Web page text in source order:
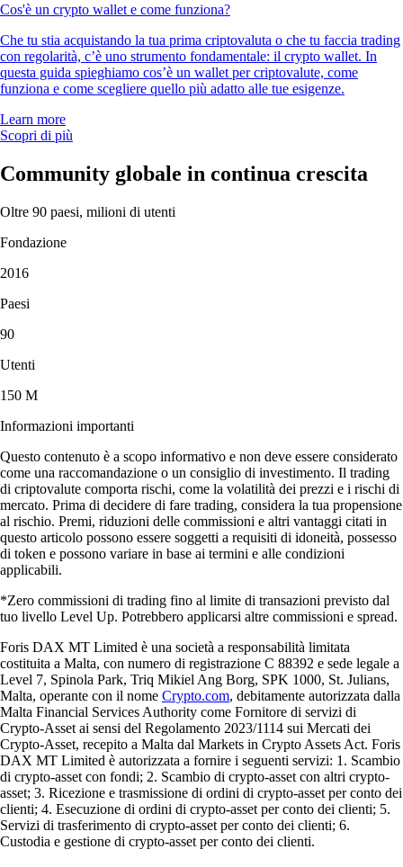
Cos'è un crypto wallet e come funziona?
Che tu stia acquistando la tua prima criptovaluta o che tu faccia trading
con regolarità, c’è uno strumento fondamentale: il crypto wallet. In
questa guida spieghiamo cos’è un wallet per criptovalute, come
funziona e come scegliere quello più adatto alle tue esigenze.
Learn more
Scopri di più
Community globale in continua crescita
Oltre 90 paesi, milioni di utenti
Fondazione
2016
Paesi
90
Utenti
150 M
Informazioni importanti
Questo contenuto è a scopo informativo e non deve essere considerato
come una raccomandazione o un consiglio di investimento. Il trading
di criptovalute comporta rischi, come la volatilità dei prezzi e i rischi di
mercato. Prima di decidere di fare trading, considera la tua propensione
al rischio. Premi, riduzioni delle commissioni e altri vantaggi citati in
questo articolo possono essere soggetti a requisiti di idoneità, possesso
di token e possono variare in base ai termini e alle condizioni
applicabili.
*Zero commissioni di trading fino al limite di transazioni previsto dal
tuo livello Level Up. Potrebbero applicarsi altre commissioni e spread.
Foris DAX MT Limited è una società a responsabilità limitata
costituita a Malta, con numero di registrazione C 88392 e sede legale a
Level 7, Spinola Park, Triq Mikiel Ang Borg, SPK 1000, St. Julians,
Malta, operante con il nome Crypto.com, debitamente autorizzata dalla
Malta Financial Services Authority come Fornitore di servizi di
Crypto-Asset ai sensi del Regolamento 2023/1114 sui Mercati dei
Crypto-Asset, recepito a Malta dal Markets in Crypto Assets Act. Foris
DAX MT Limited è autorizzata a fornire i seguenti servizi: 1. Scambio
di crypto-asset con fondi; 2. Scambio di crypto-asset con altri crypto-
asset; 3. Ricezione e trasmissione di ordini di crypto-asset per conto dei
clienti; 4. Esecuzione di ordini di crypto-asset per conto dei clienti; 5.
Servizi di trasferimento di crypto-asset per conto dei clienti; 6.
Custodia e gestione di crypto-asset per conto dei clienti.